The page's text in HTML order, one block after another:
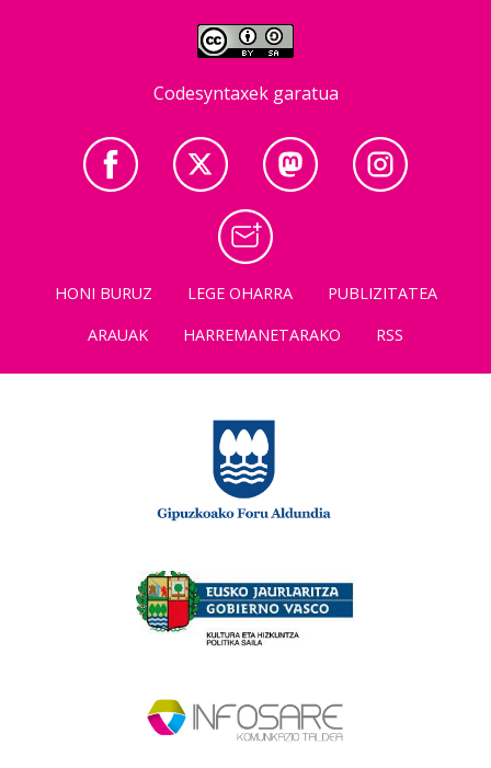
Codesyntaxek garatua
HONI BURUZ LEGE OHARRA
PUBLIZITATEA
ARAUAK
HARREMANETARAKO RSS